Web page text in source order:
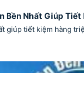
Bền Nhất Giúp
giúp tiết kiệm hàng